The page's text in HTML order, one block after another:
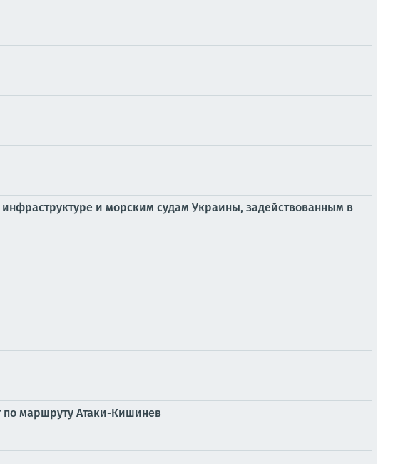
и морским судам Украины, задействованным в
по маршруту Атаки-Кишинев